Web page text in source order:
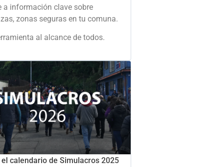
a información clave sobre
zonas seguras en tu comuna.
al alcance de todos.
el calendario de Simulacros 2025